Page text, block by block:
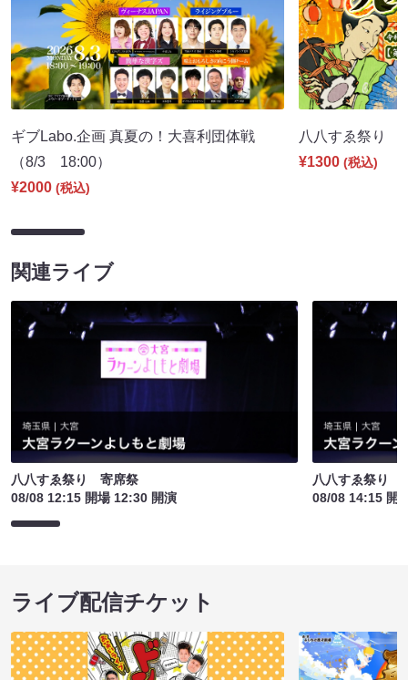
ギブLabo.企画 真夏の！大喜利団体戦
（8/3 18:00）
¥2000 (税込)
八八すゑ祭り
¥1300 (税込)
関連ライブ
八八すゑ祭り 寄席祭
08/08 12:15 開場 12:30 開演
八八すゑ祭り
08/08 14:15 開
ライブ配信チケット